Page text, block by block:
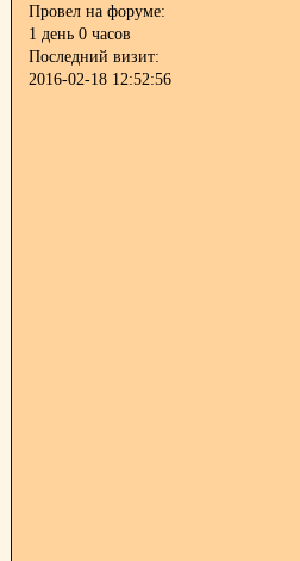
Провел на форуме:
1 день 0 часов
Последний визит:
2016-02-18 12:52:56